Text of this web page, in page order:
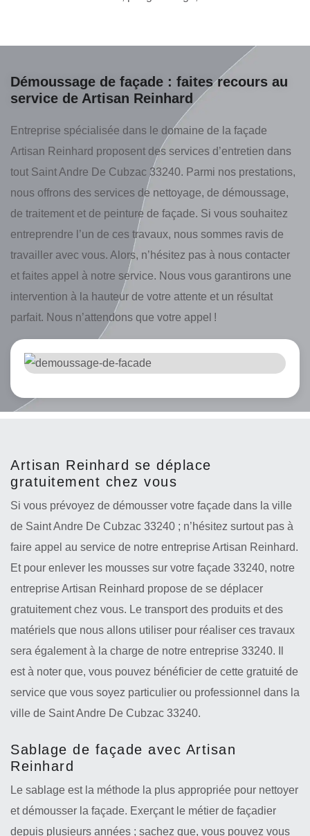
Démoussage de façade : faites recours au
service de Artisan Reinhard
Entreprise spécialisée dans le domaine de la façade
Artisan Reinhard proposent des services d’entretien dans
tout Saint Andre De Cubzac 33240. Parmi nos prestations,
nous offrons des services de nettoyage, de démoussage,
de traitement et de peinture de façade. Si vous souhaitez
entreprendre l’un de ces travaux, nous sommes ravis de
travailler avec vous. Alors, n’hésitez pas à nous contacter
et faites appel à notre service. Nous vous garantirons une
intervention à la hauteur de votre attente et un résultat
parfait. Nous n’attendons que votre appel !
Artisan Reinhard se déplace
gratuitement chez vous
Si vous prévoyez de démousser votre façade dans la ville
de Saint Andre De Cubzac 33240 ; n’hésitez surtout pas à
faire appel au service de notre entreprise Artisan Reinhard.
Et pour enlever les mousses sur votre façade 33240, notre
entreprise Artisan Reinhard propose de se déplacer
gratuitement chez vous. Le transport des produits et des
matériels que nous allons utiliser pour réaliser ces travaux
sera également à la charge de notre entreprise 33240. Il
est à noter que, vous pouvez bénéficier de cette gratuité de
service que vous soyez particulier ou professionnel dans la
ville de Saint Andre De Cubzac 33240.
Sablage de façade avec Artisan
Reinhard
Le sablage est la méthode la plus appropriée pour nettoyer
et démousser la façade. Exerçant le métier de façadier
depuis plusieurs années ; sachez que, vous pouvez vous